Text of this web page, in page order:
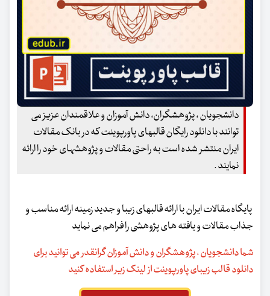
دانشجویان ، پژوهشگران، دانش آموزان و علاقمندان عزیز می
توانند با دانلود رایگان قالبهای پاورپوینت که در بانک مقالات
ایران منتشر شده است به راحتی مقالات و پژوهشهای خود را ارائه
نمایند .
پایگاه مقالات ایران با ارائه قالبهای زیبا و جدید زمینه ارائه مناسب و
جذاب مقالات و یافته های پژوهشی را فراهم می نماید
شما دانشجویان ، پژوهشگران و دانش آموزان گرانقدر می توانید برای
دانلود قالب زیبای پاورپوینت از لینک زیر استفاده کنید